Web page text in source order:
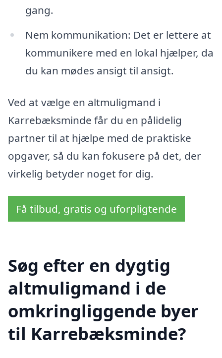
gang.
Nem kommunikation: Det er lettere at
kommunikere med en lokal hjælper, da
du kan mødes ansigt til ansigt.
Ved at vælge en altmuligmand i
Karrebæksminde får du en pålidelig
partner til at hjælpe med de praktiske
opgaver, så du kan fokusere på det, der
virkelig betyder noget for dig.
Få tilbud, gratis og uforpligtende
Søg efter en dygtig
altmuligmand i de
omkringliggende byer
til Karrebæksminde?